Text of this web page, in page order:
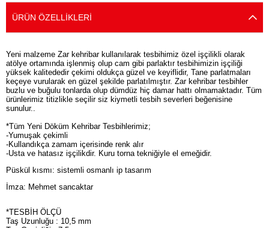
ÜRÜN ÖZELLIKLERI
Yeni malzeme Zar kehribar kullanılarak tesbihimiz özel işçilikli olarak
atölye ortamında işlenmiş olup cam gibi parlaktır tesbihimizin işçiliği
yüksek kalitededir çekimi oldukça güzel ve keyiflidir, Tane parlatmaları
keçeye vurularak en güzel şekilde parlatılmıştır. Zar kehribar tesbihler
buzlu ve buğulu tonlarda olup dümdüz hiç damar hattı olmamaktadır. Tüm
ürünlerimiz titizlikle seçilir siz kiymetli tesbih severleri beğenisine
sunulur..
*Tüm Yeni Döküm Kehribar Tesbihlerimiz;
-Yumuşak çekimli
-Kullandıkça zamam içerisinde renk alır
-Usta ve hatasız işçilikdir. Kuru torna tekniğiyle el emeğidir.
Püskül kısmı: sistemli osmanlı ip tasarım
İmza: Mehmet sancaktar
*TESBİH ÖLÇÜ
Taş Uzunluğu : 10,5 mm